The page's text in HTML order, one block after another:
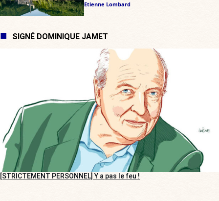
Etienne Lombard
SIGNÉ DOMINIQUE JAMET
[STRICTEMENT PERSONNEL] Y a pas le feu !